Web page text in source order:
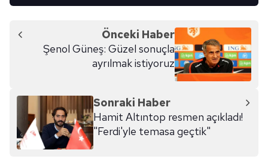
Önceki Haber
Şenol Güneş: Güzel sonuçla
ayrılmak istiyoruz
Sonraki Haber
Hamit Altıntop resmen açıkladı!
"Ferdi'yle temasa geçtik"